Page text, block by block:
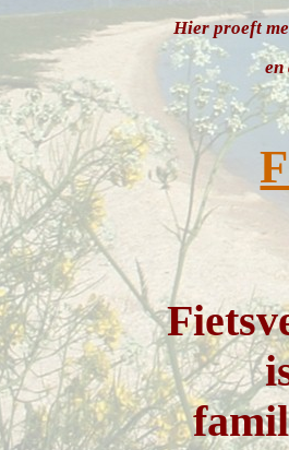
Hier proeft
en